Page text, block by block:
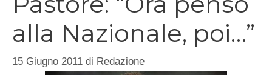
alla Nazionale, poi…”
15 Giugno 2011 di Redazione